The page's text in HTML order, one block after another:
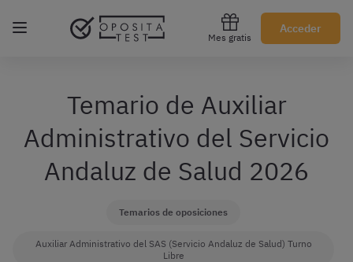
Mes gratis
Acceder
Regístrate gratis
Temario de Auxiliar
Administrativo del Servicio
Andaluz de Salud 2026
Temarios de oposiciones
Auxiliar Administrativo del SAS (Servicio Andaluz de Salud) Turno
Libre